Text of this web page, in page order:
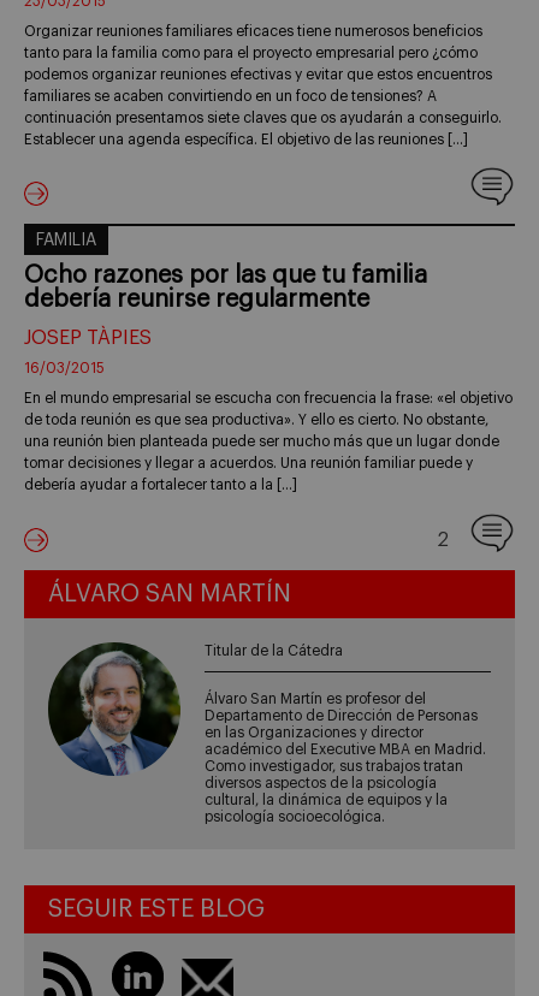
Organizar reuniones familiares eficaces tiene numerosos beneficios
tanto para la familia como para el proyecto empresarial pero ¿cómo
podemos organizar reuniones efectivas y evitar que estos encuentros
familiares se acaben convirtiendo en un foco de tensiones? A
continuación presentamos siete claves que os ayudarán a conseguirlo.
Establecer una agenda específica. El objetivo de las reuniones […]
FAMILIA
Ocho razones por las que tu familia
debería reunirse regularmente
JOSEP TÀPIES
16/03/2015
En el mundo empresarial se escucha con frecuencia la frase: «el objetivo
de toda reunión es que sea productiva». Y ello es cierto. No obstante,
una reunión bien planteada puede ser mucho más que un lugar donde
tomar decisiones y llegar a acuerdos. Una reunión familiar puede y
debería ayudar a fortalecer tanto a la […]
2
ÁLVARO SAN MARTÍN
Titular de la Cátedra
Álvaro San Martín es profesor del
Departamento de Dirección de Personas
en las Organizaciones y director
académico del Executive MBA en Madrid.
Como investigador, sus trabajos tratan
diversos aspectos de la psicología
cultural, la dinámica de equipos y la
psicología socioecológica.
SEGUIR ESTE BLOG